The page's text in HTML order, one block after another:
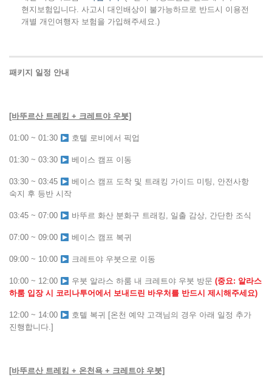
현지보험입니다. 사고시 대인배상이 불가능하므로 반드시 이용전
개별 개인여행자 보험을 가입해주세요.)
패키지 일정 안내
[바뚜르산 트레킹 + 크레트야 우붓]
01:00 ~ 01:30 호텔 로비에서 픽업
01:30 ~ 03:30 베이스 캠프 이동
03:30 ~ 03:45
베이스 캠프 도착 및 트래킹 가이드 미팅, 안전사항
숙지 후 등반 시작
03:45 ~ 07:00 바뚜르 화산 분화구 트래킹, 일출 감상, 간단한 조식
07:00 ~ 09:00 베이스 캠프 복귀
09:00 ~ 10:00 크레트야 우붓으로 이동
10:00 ~ 12:00 우붓 알라스 하룸 내 크레트야 우붓 방문 (중요: 알라스
하룸 입장 시 코리나투어에서 보내드린 바우처를 반드시 제시해주세요)
12:00 ~ 14:00
호텔 복귀 [온천 예약 고객님의 경우 아래 일정 추가
진행합니다.]
[바뚜르산 트레킹 + 온천욕 + 크레트야 우붓]